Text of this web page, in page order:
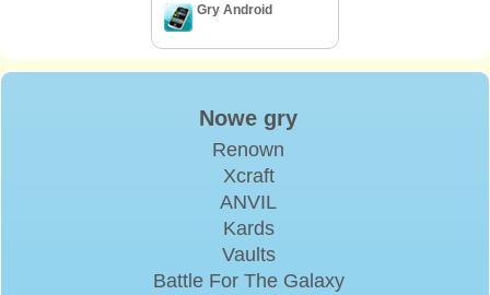
Gry Android
Nowe gry
Renown
Xcraft
ANVIL
Kards
Vaults
Battle For The Galaxy